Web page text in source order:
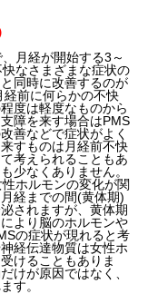
月経が開始する3～
なさまざまな症状の
同時に改善するのが
前に何らかの不快
度は軽度なものから
障を来す場合はPMS
善などで症状がよく
すものは月経前不快
考えられることもあ
少なくありません。
ホルモンの変化が関
経までの間(黄体期)
されますが、黄体期
より脳のホルモンや
の症状が現れると考
経伝達物質は女性ホ
けることもありま
けが原因ではなく、
す。